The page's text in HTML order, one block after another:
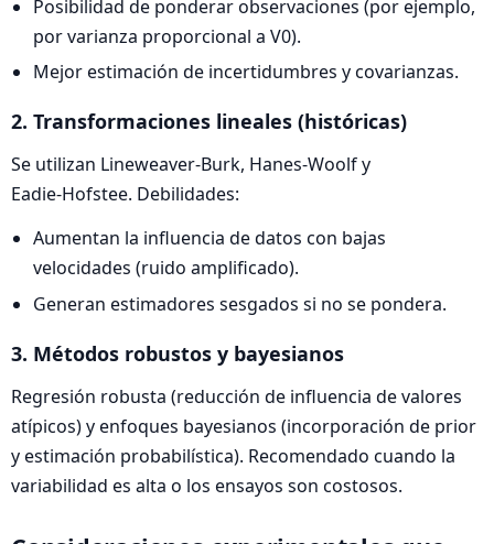
Posibilidad de ponderar observaciones (por ejemplo,
por varianza proporcional a V0).
Mejor estimación de incertidumbres y covarianzas.
2. Transformaciones lineales (históricas)
Se utilizan Lineweaver‑Burk, Hanes‑Woolf y
Eadie‑Hofstee. Debilidades:
Aumentan la influencia de datos con bajas
velocidades (ruido amplificado).
Generan estimadores sesgados si no se pondera.
3. Métodos robustos y bayesianos
Regresión robusta (reducción de influencia de valores
atípicos) y enfoques bayesianos (incorporación de prior
y estimación probabilística). Recomendado cuando la
variabilidad es alta o los ensayos son costosos.